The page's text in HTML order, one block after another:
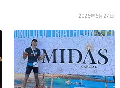
ね〜
2026年6月27日